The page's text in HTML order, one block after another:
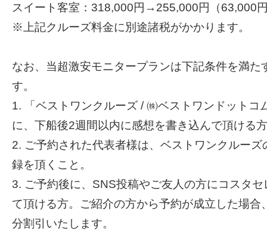
スイート客室：318,000円→255,000円（63,000
※上記クルーズ料金に別途諸税がかかります。
なお、当超激安モニタープランは下記条件を満た
す。
1. 「ベストワンクルーズ / ㈱ベストワンドットコ
に、下船後2週間以内に感想を書き込んで頂ける
2. ご予約された代表者様は、ベストワンクルーズ
録を頂くこと。
3. ご予約後に、SNS投稿やご友人の方にコスタ
て頂ける方。ご紹介の方から予約が成立した場合
分割引いたします。